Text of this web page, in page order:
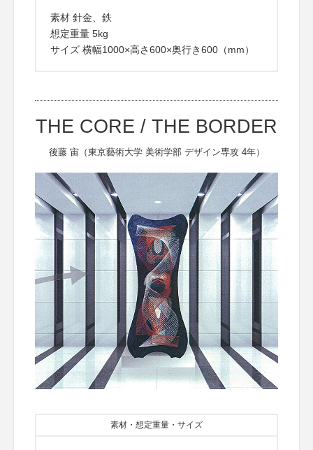
素材 針金、鉄
想定重量 5kg
サイズ 横幅1000×高さ600×奥行き600（mm）
THE CORE / THE BORDER
後藤 宙（東京藝術大学 美術学部 デザイン専攻 4年）
素材・想定重量・サイズ